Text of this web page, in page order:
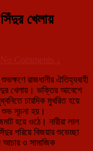
খেলায়
No Comments ↓
রাজধানীর ঐতিহ্যবাহী
খেলায়। ভক্তির আবেশে
চারদিক মুখরিত হয়ে
শুভ সূচনা হয়।
হয়ে ওঠে। নারীরা লাল
পরিয়ে বিজয়ার শুভেচ্ছা
আচার ও সামাজিক